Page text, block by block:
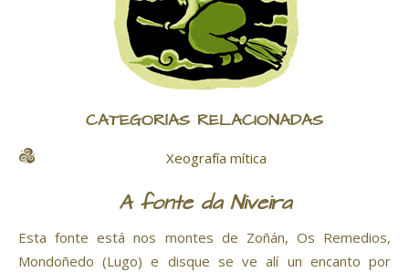
CATEGORÍAS RELACIONADAS
Xeografía mítica
A fonte da Niveira
Esta fonte está nos montes de Zoñán, Os Remedios,
Mondoñedo (Lugo) e disque se ve alí un encanto por